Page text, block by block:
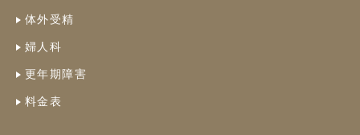
体外受精
婦人科
更年期障害
料金表